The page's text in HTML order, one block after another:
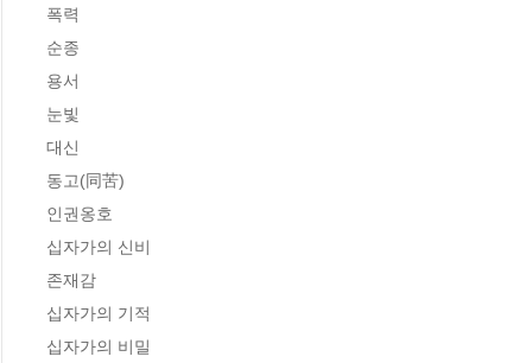
폭력
순종
용서
눈빛
대신
동고(同苦)
인권옹호
십자가의 신비
존재감
십자가의 기적
십자가의 비밀